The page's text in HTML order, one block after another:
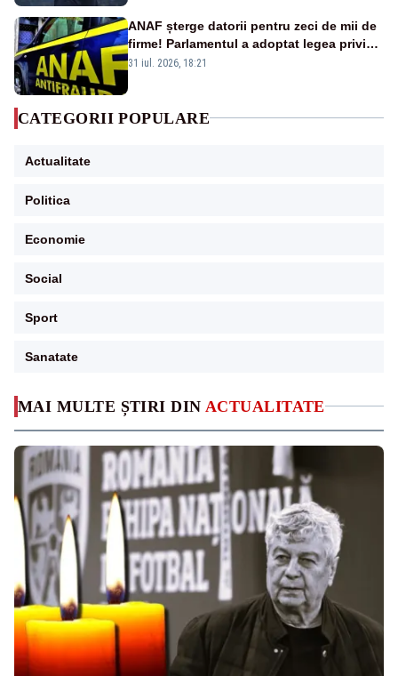
MAI MULTE ȘTIRI DIN ACTUALITATE
ANAF șterge datorii pentru zeci de mii de
firme! Parlamentul a adoptat legea privind
amnistia fiscală
31 iul. 2026, 18:21
CATEGORII POPULARE
Actualitate
Politica
Economie
Social
Sport
Sanatate